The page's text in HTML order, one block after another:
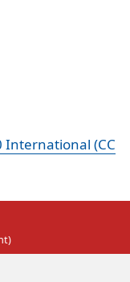
International (CC